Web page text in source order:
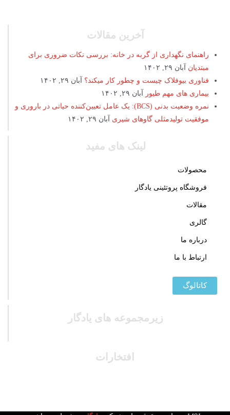
آخرین مقالات
راهنمای نگهداری از گربه در خانه: بررسی نکات ضروری برای
مبتدیان آبان ۲۹, ۱۴۰۲
فناوری بیوفلاک چیست و چطور کار میکند؟ آبان ۲۹, ۱۴۰۲
بیماری های مهم طیور آبان ۲۹, ۱۴۰۲
نمره وضعیت بدنی (BCS): یک عامل تعیین‌کننده حیاتی در باروری و
موفقیت تولیدمثلی گاوهای شیری آبان ۲۹, ۱۴۰۲
لینک های مفید
محصولات
فروشگاه پروتئینی یادگار
مقالات
گالری
درباره ما
ارتباط با ما
کاتالوگ
زیرمجموعه های یادگار
افتخارات